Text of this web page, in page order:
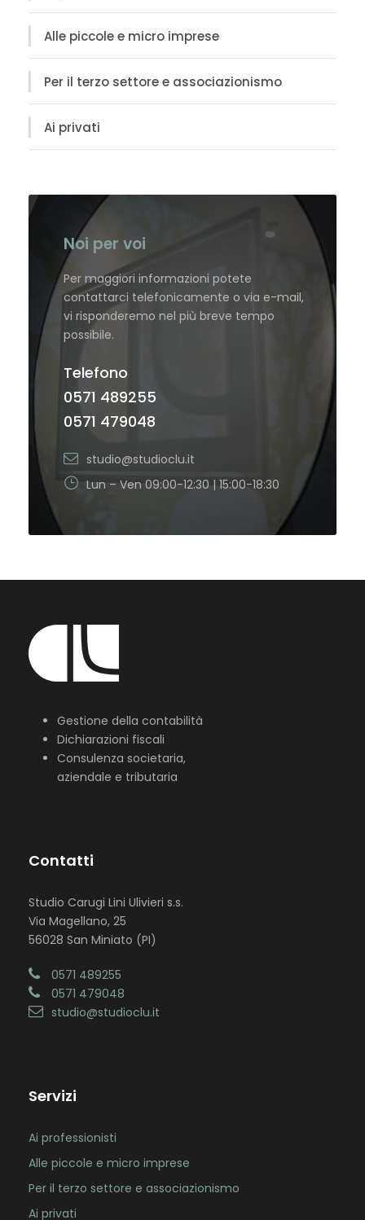
Alle piccole e micro imprese
Per il terzo settore e associazionismo
Ai privati
Noi per voi
Per maggiori informazioni potete
contattarci telefonicamente o via e-mail,
vi risponderemo nel più breve tempo
possibile.
Telefono
0571 489255
0571 479048
studio@studioclu.it
Lun – Ven 09:00-12:30 | 15:00-18:30
Gestione della contabilità
Dichiarazioni fiscali
Consulenza societaria,
aziendale e tributaria
Contatti
Studio Carugi Lini Ulivieri s.s.
Via Magellano, 25
56028 San Miniato (PI)
0571 489255
0571 479048
studio@studioclu.it
Servizi
Ai professionisti
Alle piccole e micro imprese
Per il terzo settore e associazionismo
Ai privati